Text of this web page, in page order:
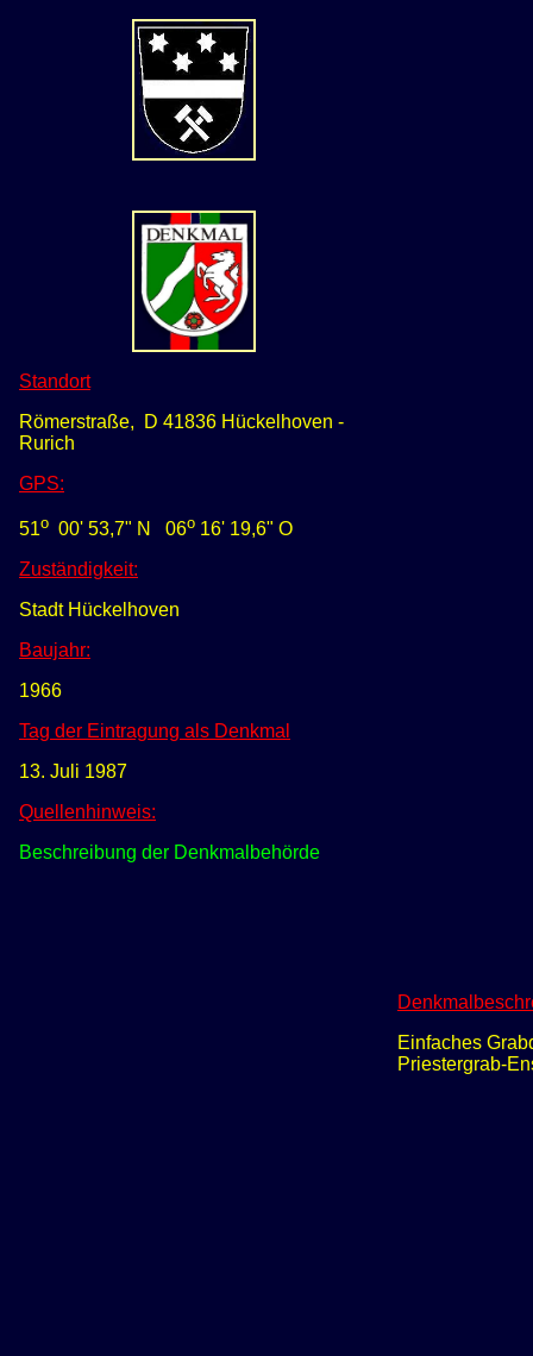
Standort
Römerstraße, D 41836 Hückelhoven -
Rurich
GPS:
51o 00' 53,7" N 06o 16' 19,6" O
Zuständigkeit:
Stadt Hückelhoven
Baujahr:
1966
Tag der Eintragung als Denkmal
13. Juli 1987
Quellenhinweis:
Beschreibung der Denkmalbehörde
Einfaches
Priestergrab-